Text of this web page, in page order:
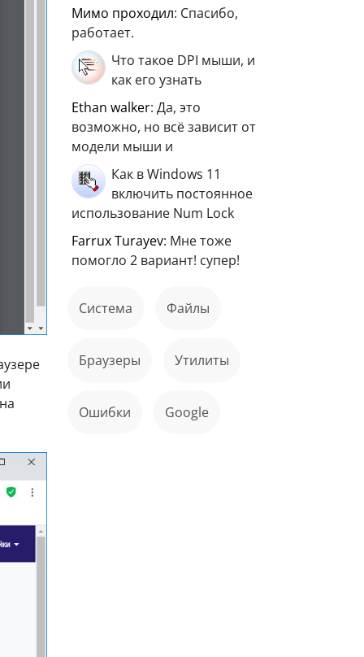
мимо проходил: Спасибо,
работает.
Что такое DPI мыши, и
как его узнать
ethan walker: Да, это
возможно, но всё зависит от
модели мыши и
Как в Windows 11
включить постоянное
использование Num Lock
Farrux Turayev: Мне тоже
помогло 2 вариант! супер!
Система файлы
Браузеры Утилиты
ошибки Google